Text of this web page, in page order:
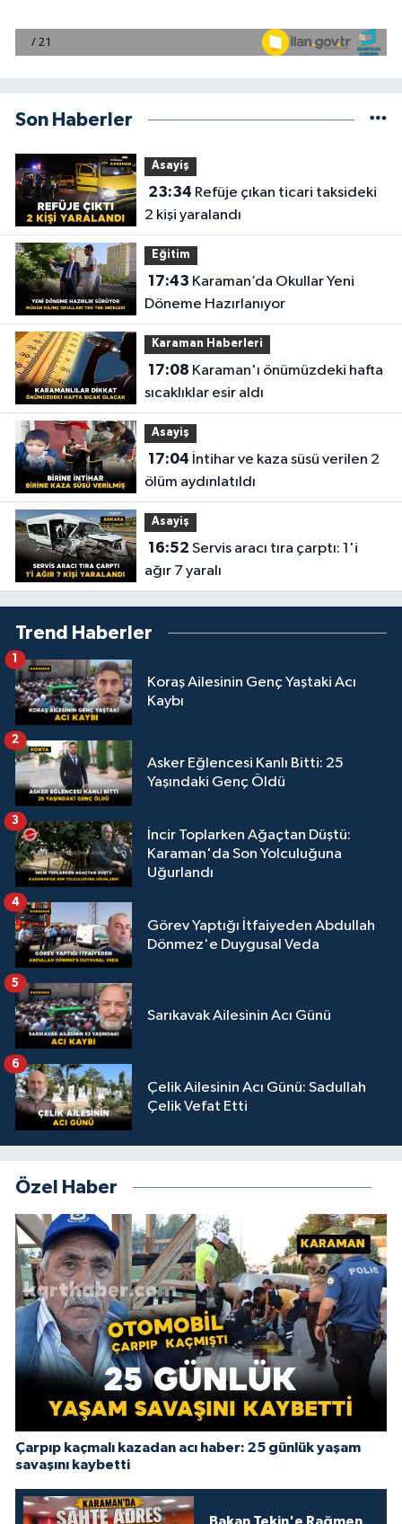
Son Haberler
Asayiş
23:34
2 kişi yaralandı
Eğitim
17:43
Döneme Hazırlanıyor
Karaman Haberleri
17:08
sıcaklıklar esir aldı
Asayiş
17:04
ölüm aydınlatıldı
Asayiş
16:52
ağır 7 yaralı
Trend Haberler
Koraş Ailesinin Genç Yaştaki Acı
Kaybı
1
Asker Eğlencesi Kanlı Bitti: 25
Yaşındaki Genç Öldü
2
İncir Toplarken Ağaçtan Düştü:
Karaman'da Son Yolculuğuna
Uğurlandı
3
Görev Yaptığı İtfaiyeden Abdullah
Dönmez'e Duygusal Veda
4
Sarıkavak Ailesinin Acı Günü
5
Çelik Ailesinin Acı Günü: Sadullah
Çelik Vefat Etti
6
Özel Haber
Çarpıp kaçmalı kazadan acı haber: 25 günlük yaşam
savaşını kaybetti